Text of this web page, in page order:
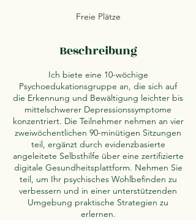
tFreie Plätze
Beschreibung
Ich biete eine 10-wöchige
Psychoedukationsgruppe an, die sich auf
die Erkennung und Bewältigung leichter bis
mittelschwerer Depressionssymptome
konzentriert. Die Teilnehmer nehmen an vier
zweiwöchentlichen 90-minütigen Sitzungen
teil, ergänzt durch evidenzbasierte
angeleitete Selbsthilfe über eine zertifizierte
digitale Gesundheitsplattform. Nehmen Sie
teil, um Ihr psychisches Wohlbefinden zu
verbessern und in einer unterstützenden
Umgebung praktische Strategien zu
erlernen.